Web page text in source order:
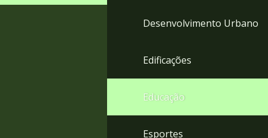
para
Desenvolvimento Urbano
Edificações
Educação
Esportes